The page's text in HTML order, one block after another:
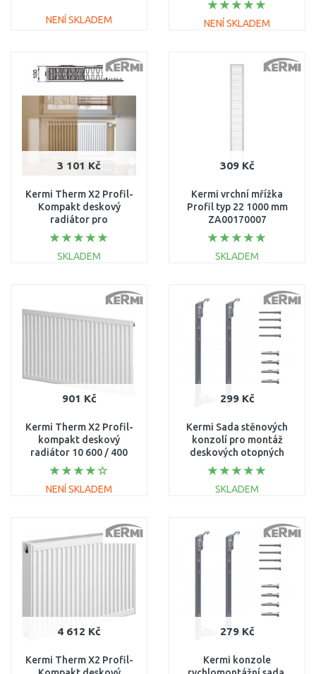
NENÍ SKLADEM
Porovnat
1000 FK022D510
NENÍ SKLADEM
Porovnat
3 101 Kč
Kermi Therm X2 Profil-
Kompakt deskový
radiátor pro
rekonstrukce 22 554 /
800 FK022D508
SKLADEM
Porovnat
309 Kč
Kermi vrchní mřížka
Profil typ 22 1000 mm
ZA00170007
SKLADEM
Porovnat
901 Kč
Kermi Therm X2 Profil-
kompakt deskový
radiátor 10 600 / 400
FK0100604
NENÍ SKLADEM
Porovnat
299 Kč
Kermi Sada stěnových
konzolí pro montáž
deskových otopných
těles Profil typ 12, 22 a
33, výška 554 mm
ZB0297004
SKLADEM
Porovnat
4 612 Kč
Kermi Therm X2 Profil-
279 Kč
Kermi konzole